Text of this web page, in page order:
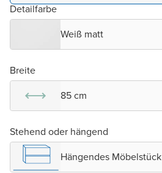
Detailfarbe
Weiß matt
Breite
85 cm
Stehend oder hängend
Hängendes Möbelstück